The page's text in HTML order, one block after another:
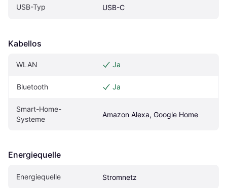
USB-Typ USB-C
Kabellos
WLAN Ja
Bluetooth Ja
Smart-Home-
Systeme
Amazon Alexa, Google Home
Energiequelle
Energiequelle Stromnetz